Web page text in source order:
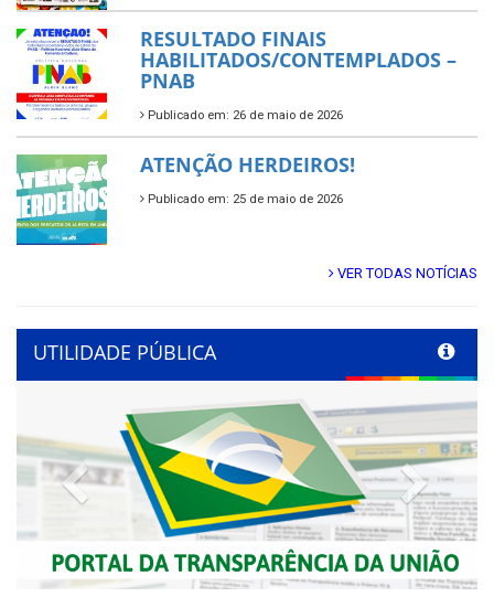
RESULTADO FINAIS
HABILITADOS/CONTEMPLADOS –
PNAB
Publicado em: 26 de maio de 2026
ATENÇÃO HERDEIROS!
Publicado em: 25 de maio de 2026
VER TODAS NOTÍCIAS
UTILIDADE PÚBLICA
Previous Next